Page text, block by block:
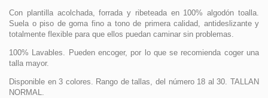
Con plantilla acolchada, forrada y ribeteada en 100% algodón toalla.
Suela o piso de goma fino a tono de primera calidad, antideslizante y
totalmente flexible para que ellos puedan caminar sin problemas.
100% Lavables. Pueden encoger, por lo que se recomienda coger una
talla mayor.
Disponible en 3 colores. Rango de tallas, del número 18 al 30. TALLAN
NORMAL.